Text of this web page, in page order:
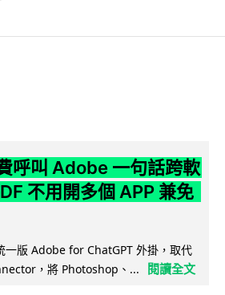
呼叫 Adobe 一句話跨軟
不用開多個 APP 兼免
一版 Adobe for ChatGPT 外掛，取代
，將 Photoshop、...
閱讀全文